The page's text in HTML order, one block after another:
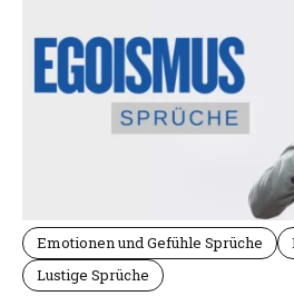
Emotionen und Gefühle Sprüche
Lustige Sprüche